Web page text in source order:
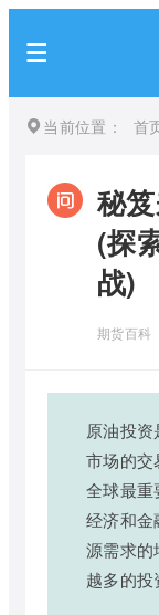
当前位置： 首
秘
(探
战)
期货百科
原油投
市场的交
全球最重
经济和金
源需求的
越多的投